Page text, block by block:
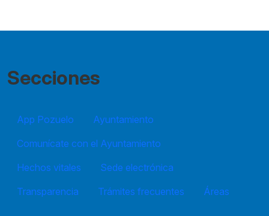
Secciones
App Pozuelo
Ayuntamiento
Comunícate con el Ayuntamiento
Hechos vitales
Sede electrónica
Transparencia
Trámites frecuentes Áreas